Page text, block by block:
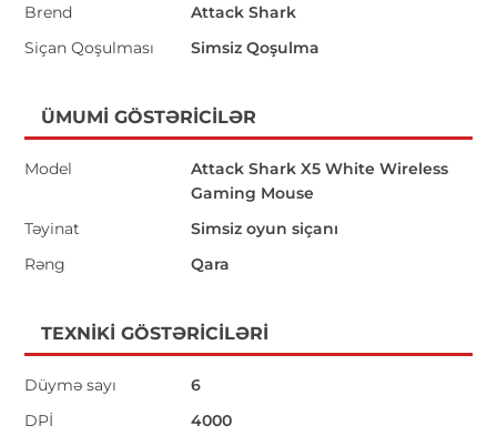
Brend
Attack Shark
Siçan Qoşulması
Simsiz Qoşulma
ÜMUMI GÖSTƏRICILƏR
Model
Attack Shark X5 White Wireless
Gaming Mouse
Təyinat
Simsiz oyun siçanı
Rəng
Qara
TEXNIKI GÖSTƏRICILƏRI
Düymə sayı
6
DPİ
4000